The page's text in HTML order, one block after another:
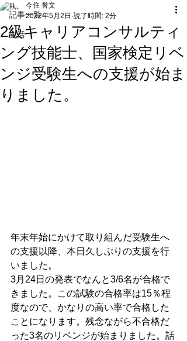
記事一覧
生活
2級キャリアコンサルティ
ング技能士、国家検定リベ
ンジ受験生への支援が始ま
りました。
今住 誉文
2022年5月2日 読了時間: 2分
年末年始にかけて取り組んだ受験生へ
の支援以降、本日久しぶりの支援を行
いました。
3月24日の発表でなんと3/6名が合格で
きました。この試験の合格率は15％程
度なので、かなりの高い率で合格した
ことになります。残念ながら不合格だ
った3名のリベンジが始まりました。話